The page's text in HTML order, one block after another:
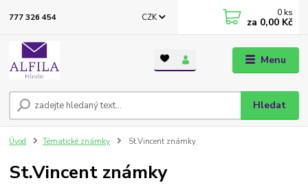
Menu
CZK
Hledat
777 326 454 0 ks
za 0,00 Kč
Úvod Tématické známky St.Vincent známky
St.Vincent známky